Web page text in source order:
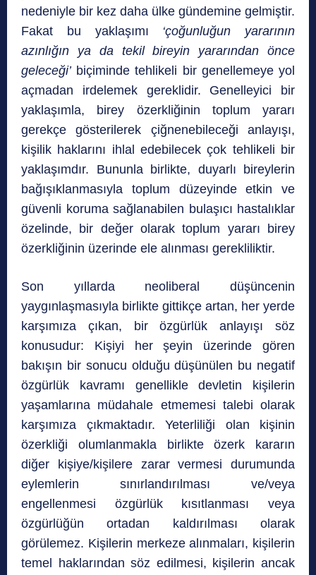
nedeniyle bir kez daha ülke gündemine gelmiştir.
Fakat bu yaklaşımı ‘çoğunluğun yararının
azınlığın ya da tekil bireyin yararından önce
geleceği’biçiminde tehlikeli bir genellemeye yol
açmadan irdelemek gereklidir. Genelleyici bir
yaklaşımla, birey özerkliğinin toplum yararı
gerekçe gösterilerek çiğnenebileceği anlayışı,
kişilik haklarını ihlal edebilecek çok tehlikeli bir
yaklaşımdır. Bununla birlikte, duyarlı bireylerin
bağışıklanmasıyla toplum düzeyinde etkin ve
güvenli koruma sağlanabilen bulaşıcı hastalıklar
özelinde, bir değer olarak toplum yararı birey
özerkliğinin üzerinde ele alınması gerekliliktir.
Son yıllarda neoliberal düşüncenin
yaygınlaşmasıyla birlikte gittikçe artan, her yerde
karşımıza çıkan, bir özgürlük anlayışı söz
konusudur: Kişiyi her şeyin üzerinde gören
bakışın bir sonucu olduğu düşünülen bu negatif
özgürlük kavramı genellikle devletin kişilerin
yaşamlarına müdahale etmemesi talebi olarak
karşımıza çıkmaktadır. Yeterliliği olan kişinin
özerkliği olumlanmakla birlikte özerk kararın
diğer kişiye/kişilere zarar vermesi durumunda
eylemlerin sınırlandırılması ve/veya
engellenmesi özgürlük kısıtlanması veya
özgürlüğün ortadan kaldırılması olarak
görülemez. Kişilerin merkeze alınmaları, kişilerin
temel haklarından söz edilmesi, kişilerin ancak